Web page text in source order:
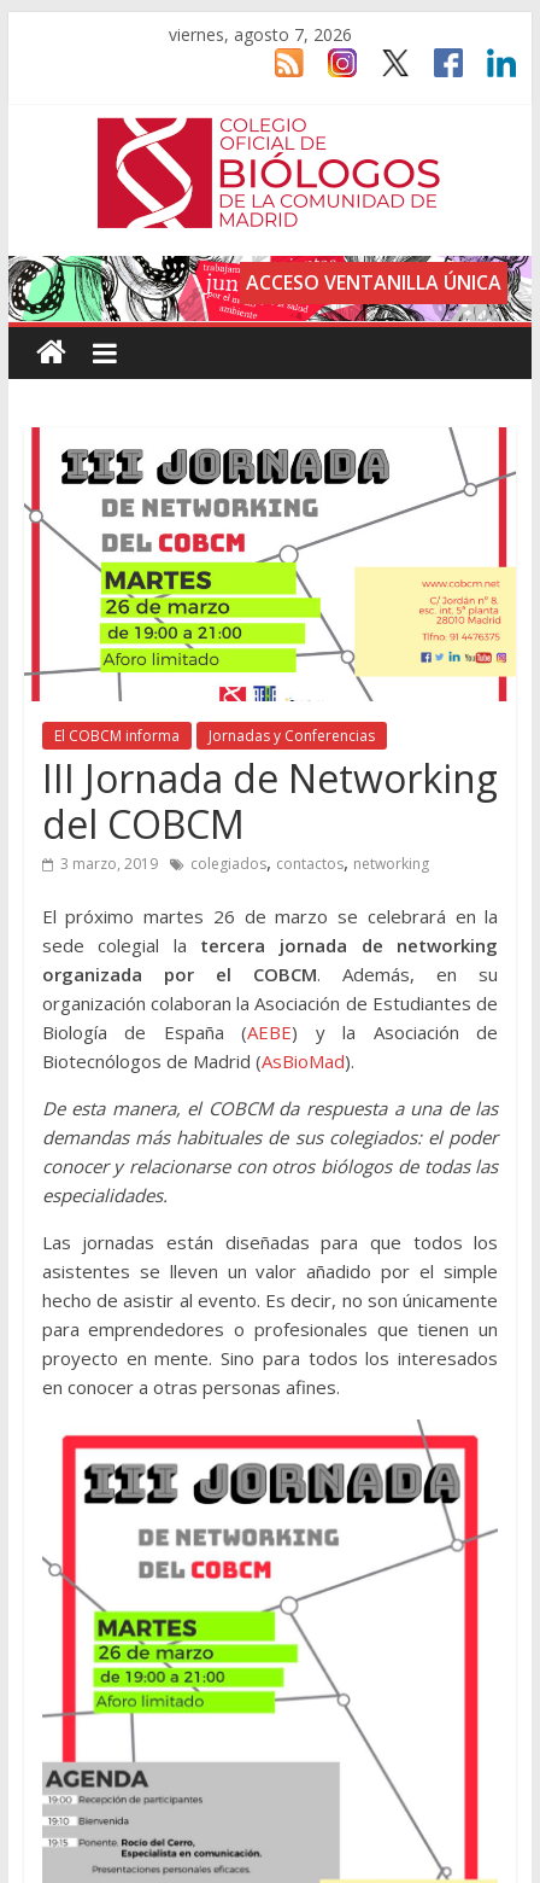
viernes, agosto 7, 2026
ACCESO VENTANILLA ÚNICA
El COBCM informa Jornadas y Conferencias
III Jornada de Networking
del COBCM
3 marzo, 2019 colegiados, contactos, networking
El próximo martes 26 de marzo se celebrará en la
sede colegial la tercera jornada de networking
organizada por el COBCM. Además, en su
organización colaboran la Asociación de Estudiantes de
Biología de España (AEBE) y la Asociación de
Biotecnólogos de Madrid (AsBioMad).
De esta manera, el COBCM da respuesta a una de las
demandas más habituales de sus colegiados: el poder
conocer y relacionarse con otros biólogos de todas las
especialidades.
Las jornadas están diseñadas para que todos los
asistentes se lleven un valor añadido por el simple
hecho de asistir al evento. Es decir, no son únicamente
para emprendedores o profesionales que tienen un
proyecto en mente. Sino para todos los interesados
en conocer a otras personas afines.